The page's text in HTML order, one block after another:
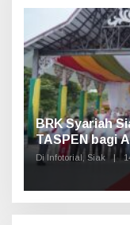
:
BRK Syariah
TASPEN bagi
Di Infotorial, Siak |